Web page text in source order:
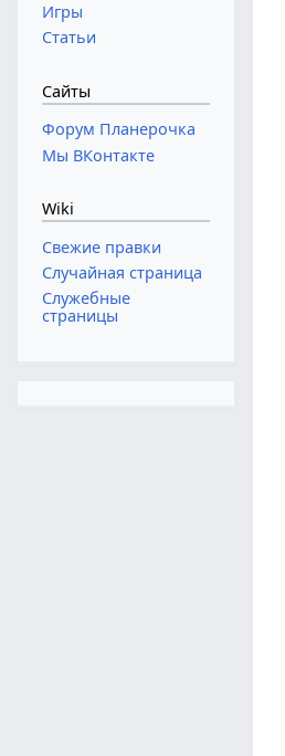
Игры
Статьи
Сайты
Форум Планерочка
Мы ВКонтакте
Wiki
Свежие правки
Случайная страница
Служебные
страницы